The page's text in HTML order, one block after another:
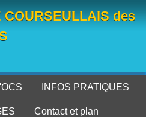
COURSEULLAIS des
INFOS PRATIQUES
Contact et plan